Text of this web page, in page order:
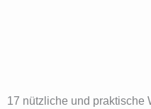
17 nützliche und praktische